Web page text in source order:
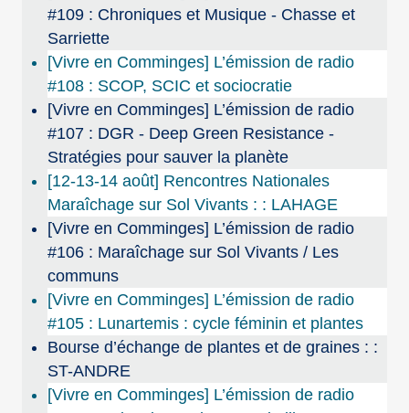
#109 : Chroniques et Musique - Chasse et
Sarriette
[Vivre en Comminges] L’émission de radio
#108 : SCOP, SCIC et sociocratie
[Vivre en Comminges] L’émission de radio
#107 : DGR - Deep Green Resistance -
Stratégies pour sauver la planète
[12-13-14 août] Rencontres Nationales
Maraîchage sur Sol Vivants : : LAHAGE
[Vivre en Comminges] L’émission de radio
#106 : Maraîchage sur Sol Vivants / Les
communs
[Vivre en Comminges] L’émission de radio
#105 : Lunartemis : cycle féminin et plantes
Bourse d’échange de plantes et de graines : :
ST-ANDRE
[Vivre en Comminges] L’émission de radio